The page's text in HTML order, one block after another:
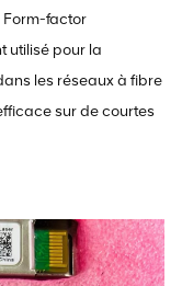
Form-factor
utilisé pour la
les réseaux à fibre
sur de courtes